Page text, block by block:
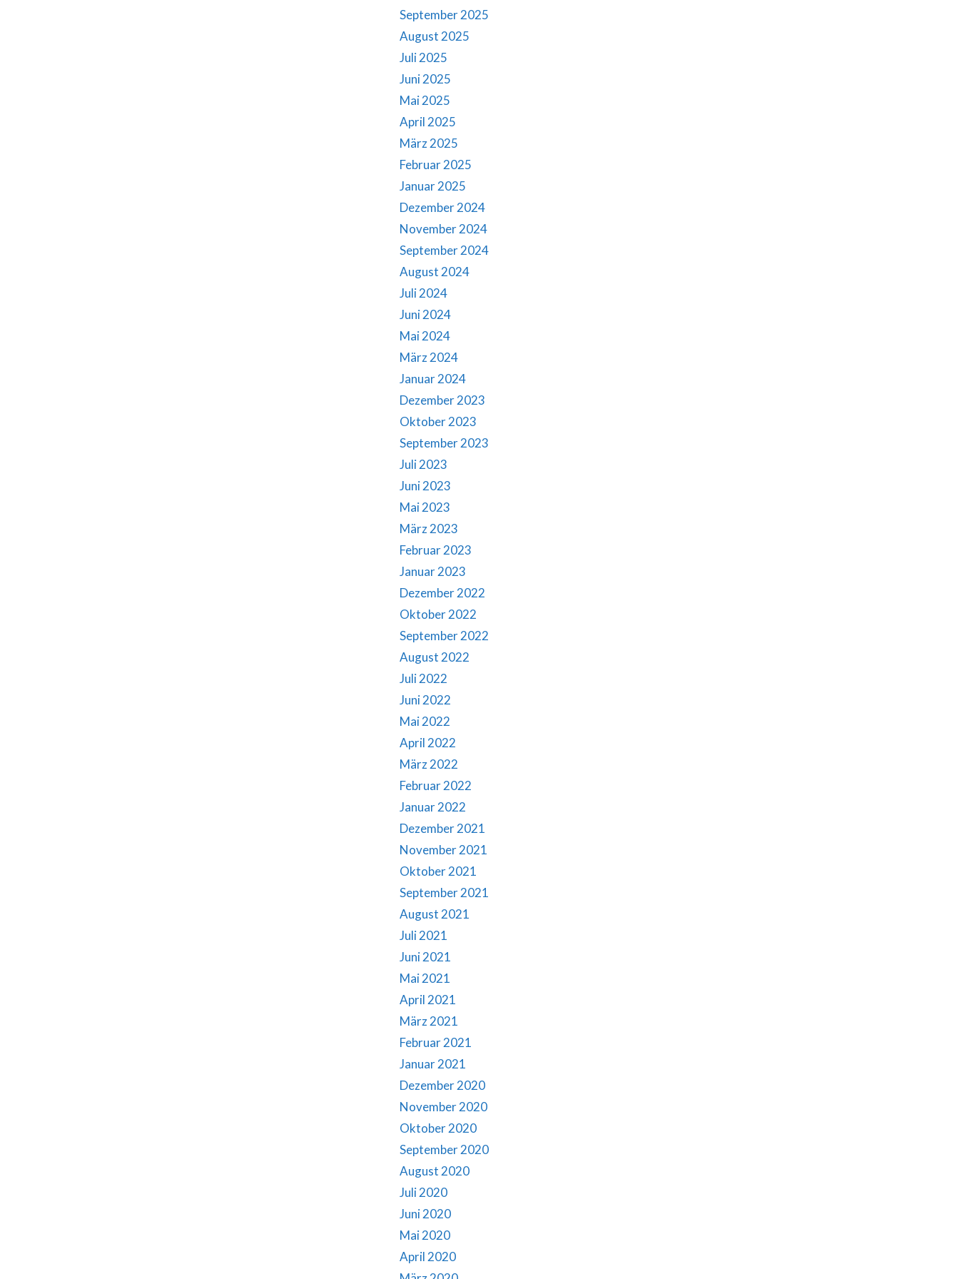
September 2025
August 2025
Juli 2025
Juni 2025
Mai 2025
April 2025
März 2025
Februar 2025
Januar 2025
Dezember 2024
November 2024
September 2024
August 2024
Juli 2024
Juni 2024
Mai 2024
März 2024
Januar 2024
Dezember 2023
Oktober 2023
September 2023
Juli 2023
Juni 2023
Mai 2023
März 2023
Februar 2023
Januar 2023
Dezember 2022
Oktober 2022
September 2022
August 2022
Juli 2022
Juni 2022
Mai 2022
April 2022
März 2022
Februar 2022
Januar 2022
Dezember 2021
November 2021
Oktober 2021
September 2021
August 2021
Juli 2021
Juni 2021
Mai 2021
April 2021
März 2021
Februar 2021
Januar 2021
Dezember 2020
November 2020
Oktober 2020
September 2020
August 2020
Juli 2020
Juni 2020
Mai 2020
April 2020